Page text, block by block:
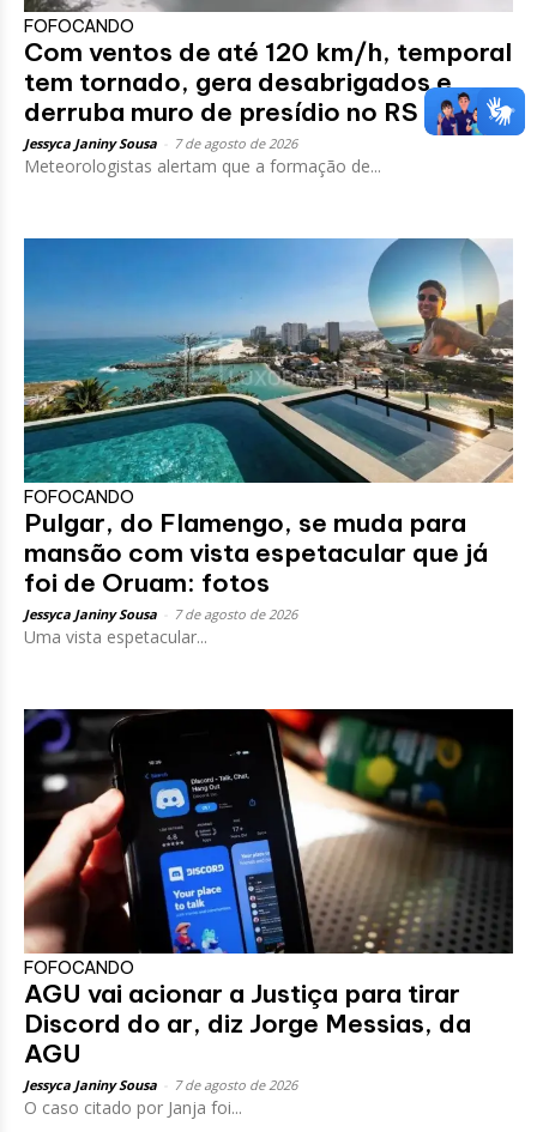
FOFOCANDO
Com ventos de até 120 km/h, temporal
tem tornado, gera desabrigados e
derruba muro de presídio no RS
Jessyca Janiny Sousa 7 de agosto de 2026
Meteorologistas alertam que a formação de...
FOFOCANDO
Pulgar, do Flamengo, se muda para
mansão com vista espetacular que já
foi de Oruam: fotos
Jessyca Janiny Sousa 7 de agosto de 2026
Uma vista espetacular...
FOFOCANDO
AGU vai acionar a Justiça para tirar
Discord do ar, diz Jorge Messias, da
AGU
Jessyca Janiny Sousa 7 de agosto de 2026
O caso citado por Janja foi...